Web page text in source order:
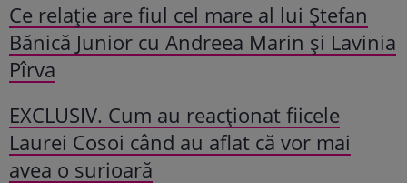
Ce relație are fiul cel mare al lui Ștefan
Bănică Junior cu Andreea Marin și Lavinia
Pîrva
EXCLUSIV. Cum au reacționat fiicele
Laurei Cosoi când au aflat că vor mai
avea o surioară